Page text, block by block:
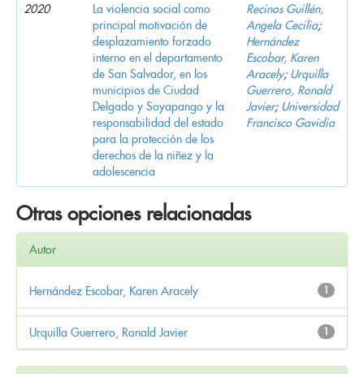
2020
La violencia social como
principal motivación de
desplazamiento forzado
interno en el departamento
de San Salvador, en los
municipios de Ciudad
Delgado y Soyapango y la
responsabilidad del estado
para la protección de los
derechos de la niñez y la
adolescencia
Recinos Guillén,
Angela Cecilia;
Hernández
Escobar, Karen
Aracely; Urquilla
Guerrero, Ronald
Javier; Universidad
Francisco Gavidia
Otras opciones relacionadas
Autor
1
Hernández Escobar, Karen Aracely
1
Urquilla Guerrero, Ronald Javier